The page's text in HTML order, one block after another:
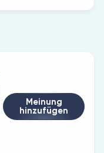
Meinung
hinzufügen